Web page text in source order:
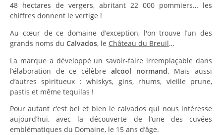
48 hectares de vergers, abritant 22 000 pommiers… les
chiffres donnent le vertige !
Au cœur de ce domaine d’exception, l'on trouve l’un des
grands noms du Calvados, le Château du Breuil…
La marque a développé un savoir-faire irremplaçable dans
l’élaboration de ce célèbre alcool normand. Mais aussi
d’autres spiritueux : whiskys, gins, rhums, vieille prune,
pastis et même tequilas !
Pour autant c’est bel et bien le calvados qui nous intéresse
aujourd’hui, avec la découverte de l’une des cuvées
emblématiques du Domaine, le 15 ans d’âge.